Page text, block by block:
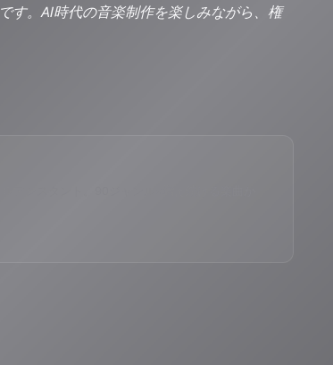
す。AI時代の音楽制作を楽しみながら、権
アシスタント。90ジャンル×増え続ける楽曲か